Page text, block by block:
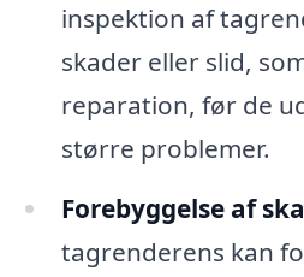
inspektion af
skader eller slid,
reparation, før de
større problemer.
Forebyggelse af
tagrenderens kan